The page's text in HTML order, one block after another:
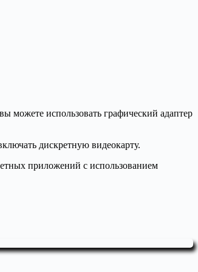
можете использовать графический адаптер
дискретную видеокарту.
приложений с использованием